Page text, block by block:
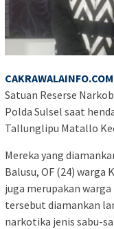
Satuan Reserse
Polda Sulsel saat
Tallunglipu Matallo
Mereka yang
Balusu, OF (24) warga
juga merupakan
tersebut diamankan
narkotika jenis sabu-